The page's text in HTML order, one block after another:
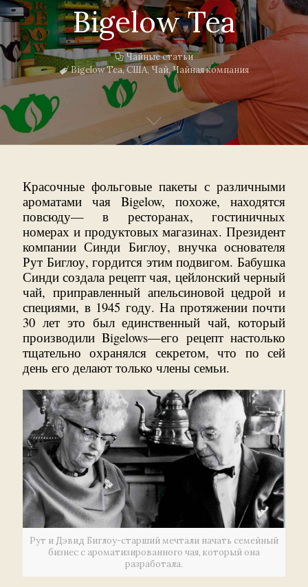
Bigelow Tea
Чайные статьи
Bigelow Tea,США,Чай,Чайная компания
Красочные фольговые пакеты с различными
ароматами чая Bigelow, похоже, находятся
повсюду— в ресторанах, гостиничных
номерах и продуктовых магазинах. Президент
компании Синди Биглоу, внучка основателя
Рут Биглоу, гордится этим подвигом. Бабушка
Синди создала рецепт чая, цейлонский черный
чай, приправленный апельсиновой цедрой и
специями, в 1945 году. На протяжении почти
30 лет это был единственный чай, который
производили Bigelows—его рецепт настолько
тщательно охранялся секретом, что по сей
день его делают только члены семьи.
Рут и Дэвид Биглоу-старший мечтали начать семейный
бизнес с ароматизированного чая, который она
разработала.